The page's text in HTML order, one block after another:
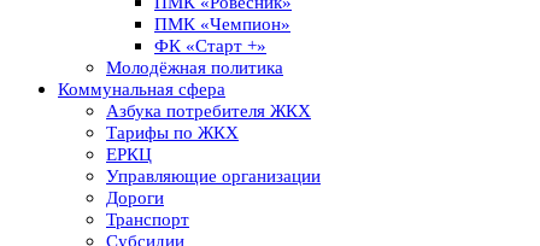
ПМК «Чемпион»
ФК «Старт +»
Молодёжная политика
Коммунальная сфера
Азбука потребителя ЖКХ
Тарифы по ЖКХ
ЕРКЦ
Управляющие организации
Дороги
Транспорт
Субсидии